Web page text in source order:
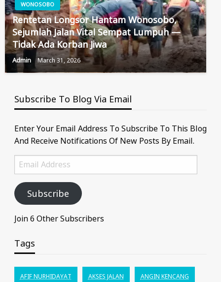
WONOSOBO
Rentetan Longsor Hantam Wonosobo,
Sejumlah Jalan Vital Sempat Lumpuh —
Tidak Ada Korban Jiwa
Admin March 31, 2026
Subscribe To Blog Via Email
Enter Your Email Address To Subscribe To This Blog
And Receive Notifications Of New Posts By Email.
Email
Address
Subscribe
Join 6 Other Subscribers
Tags
AFIF NURHIDAYAT AKSES JALAN ANGIN KENCANG